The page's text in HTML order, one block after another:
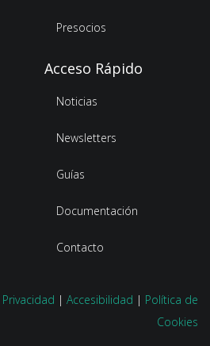
Presocios
Acceso Rápido
Noticias
Newsletters
Guías
Documentación
Contacto
| Accesibilidad | Política de
Cookies